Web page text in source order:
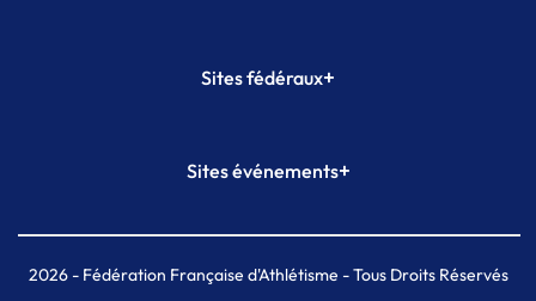
Sites fédéraux+
Plateforme Formation
Sites événements+
Meeting de Paris indoor
MAIF Ekiden de Paris
2026- Fédération Française d'Athlétisme - Tous Droits Réservés